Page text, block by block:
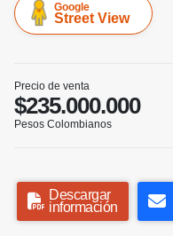
Google
Street View
Precio de venta
$235.000.000
Pesos Colombianos
Descargar
información